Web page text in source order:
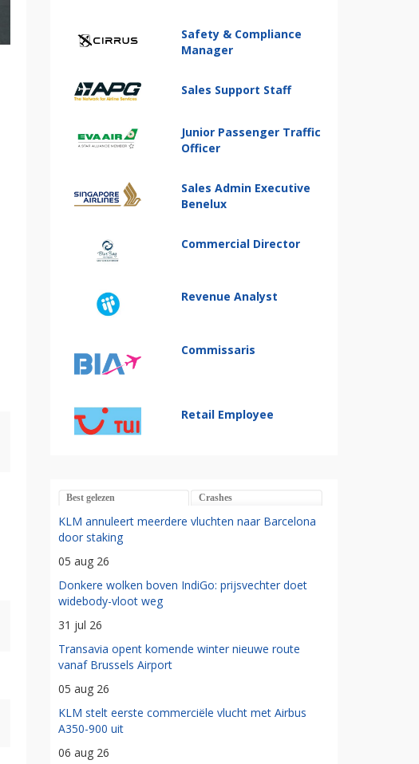
Safety & Compliance
Manager
Sales Support Staff
Junior Passenger Traffic
Officer
Sales Admin Executive
Benelux
Commercial Director
Revenue Analyst
Commissaris
Retail Employee
Best gelezen Crashes
KLM annuleert meerdere vluchten naar Barcelona
door staking
05 aug 26
Donkere wolken boven IndiGo: prijsvechter doet
widebody-vloot weg
31 jul 26
Transavia opent komende winter nieuwe route
vanaf Brussels Airport
05 aug 26
KLM stelt eerste commerciële vlucht met Airbus
A350-900 uit
06 aug 26